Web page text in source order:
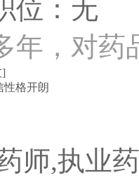
位：无
年，对药
]
性格开朗
师,执业